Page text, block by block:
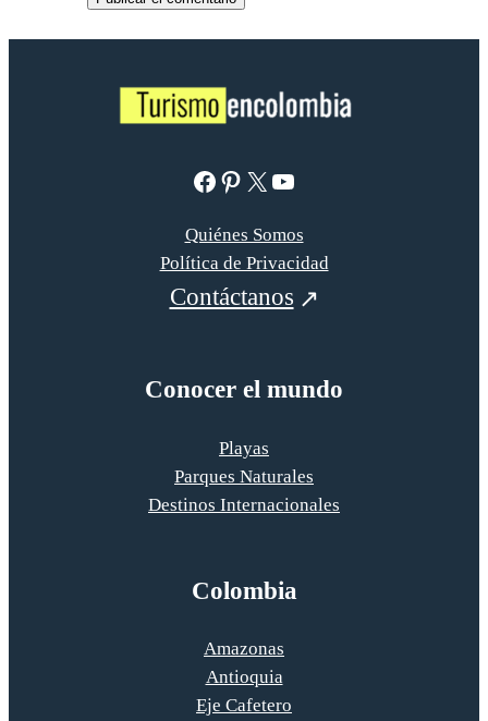
Facebook Pinterest X YouTube
Quiénes Somos
Política de Privacidad
Contáctanos
Conocer el mundo
Playas
Parques Naturales
Destinos Internacionales
Colombia
Amazonas
Antioquia
Eje Cafetero